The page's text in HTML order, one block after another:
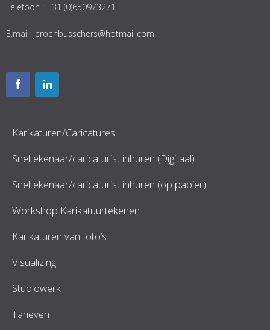
Telefoon : +31 (0)650973271
E.mail: jeroenbusschers@hotmail.com
Karikaturen/Caricatures
Sneltekenaar/caricaturist inhuren (Digitaal)
Sneltekenaar/caricaturist inhuren (op papier)
Workshop Karikatuurtekenen
Karikaturen van foto’s
Visualizing
Studiowerk
Tarieven